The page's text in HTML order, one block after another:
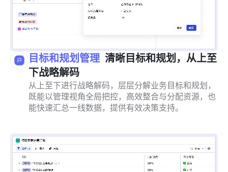
目标和规划管理 清晰目标和规划，从上至
下战略解码
从上至下进行战略解码，层层分解业务目标和规划，
既能以管理视角全局把控，高效整合与分配资源，也
能快速汇总一线数据，提供有效决策支持。